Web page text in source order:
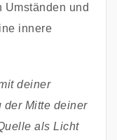
und
innere
deiner
der Mitte deiner
als Licht